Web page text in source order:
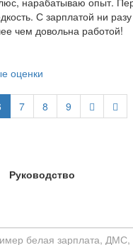
С зарплатой ни
чем довольна работой!
оценки
7 8 9
Руководство